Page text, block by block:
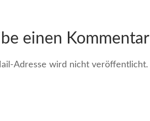
einen Kommentar
Adresse wird nicht veröffentlicht.